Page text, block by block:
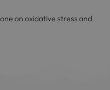
on oxidative stress and